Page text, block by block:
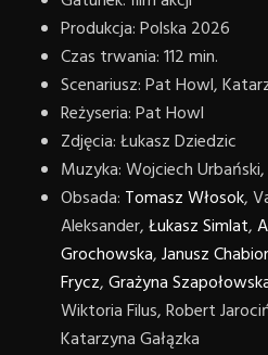
Produkcja: Polska 2026
Czas trwania: 112 min.
Scenariusz: Pat Howl,
Reżyseria: Pat Howl
Zdjęcia: Łukasz Dziedzic
Muzyka: Wojciech
Obsada: Tomasz Włosok,
Aleksander,Łukasz Simlat,
Grochowska,Janusz Chabior
Frycz,Grażyna
Wiktoria Filus, Robert
Katarzyna Gałązka